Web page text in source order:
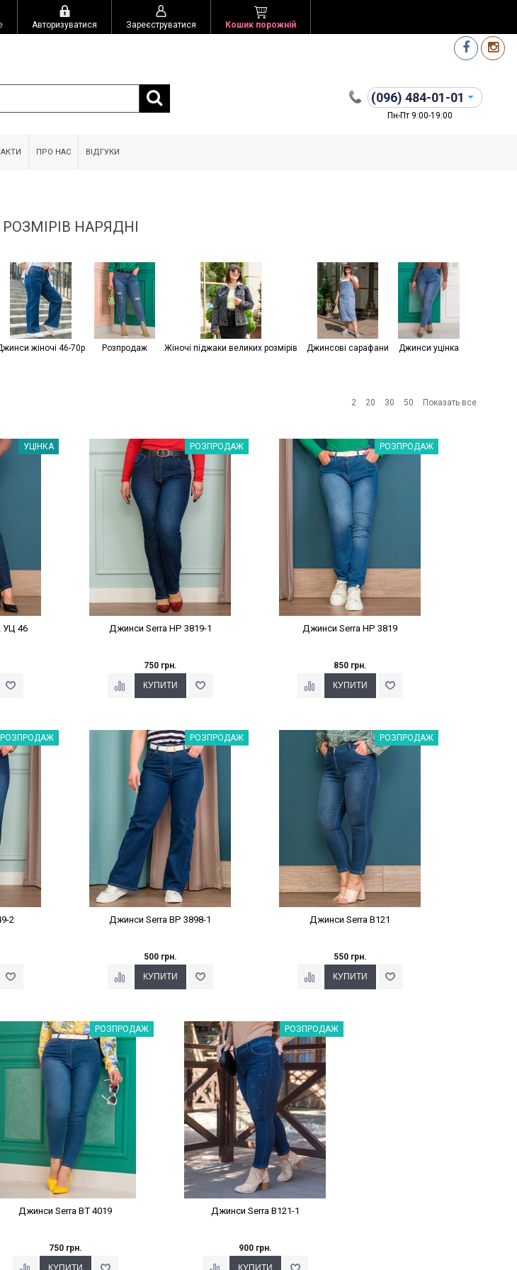
Авторизуватися Зареєструватися Кошик порожній
(096) 484-01-01
Пн-Пт 9:00-19:00
ПРО НАС ВІДГУКИ
НАРЯДНІ
жіночі 46-70р Розпродаж Жіночі піджаки великих розмірів Джинсові сарафани Джинси уцінка
2 20 30 50 Показать все
% УЦІНКА
УЦ 46
Наклейки Варіант з %РОЗПРОДАЖ
Джинси Serra НP 3819-1
750 грн.
Наклейки Варіант з %РОЗПРОДАЖ
Джинси Serra НP 3819
850 грн.
%
РОЗПРОДАЖ
2
Наклейки Варіант з %РОЗПРОДАЖ
Джинси Serra BP 3898-1
500 грн.
Наклейки Варіант з %РОЗПРОДАЖ
Джинси Serra B121
550 грн.
Наклейки Варіант з %РОЗПРОДАЖ
Джинси Serra BT 4019
750 грн.
Наклейки Варіант з %РОЗПРОДАЖ
Джинси Serra B121-1
900 грн.